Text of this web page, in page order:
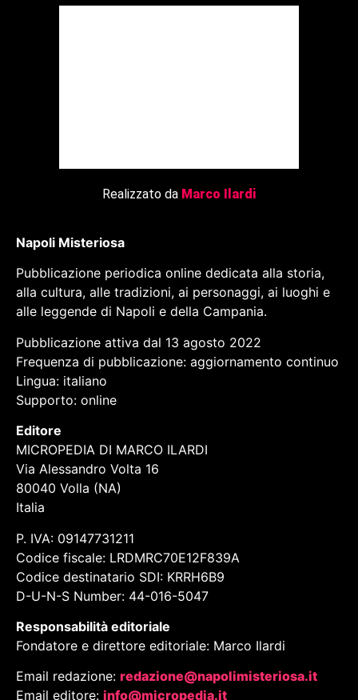
Realizzato da
Napoli Misteriosa
Pubblicazione periodica online dedicata alla storia,
alla cultura, alle tradizioni, ai personaggi, ai luoghi e
alle leggende di Napoli e della Campania.
Pubblicazione attiva dal 13 agosto 2022
Frequenza di pubblicazione: aggiornamento continuo
Lingua: italiano
Supporto: online
Editore
MICROPEDIA DI MARCO ILARDI
80040 Volla (NA)
Italia
P. IVA: 09147731211
Codice destinatario SDI: KRRH6B9
D-U-N-S Number: 44-016-5047
Responsabilità editoriale
Fondatore e direttore editoriale: Marco Ilardi